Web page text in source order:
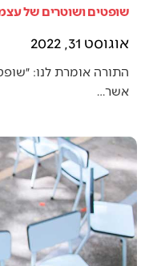
שופטים ושוטרים של
אוגוסט 31, 2022
התורה אומרת לנו:
אשר…